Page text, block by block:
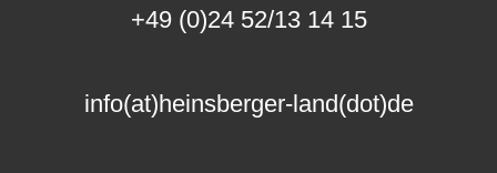
+49 (0)24 52/13 14 15
info(at)heinsberger-land(dot)de